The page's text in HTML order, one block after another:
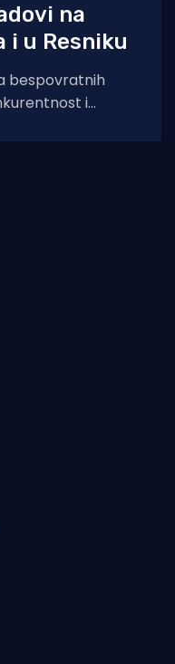
na
i u Resniku
bespovratnih
i